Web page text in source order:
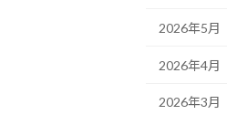
2026年5月
2026年4月
2026年3月